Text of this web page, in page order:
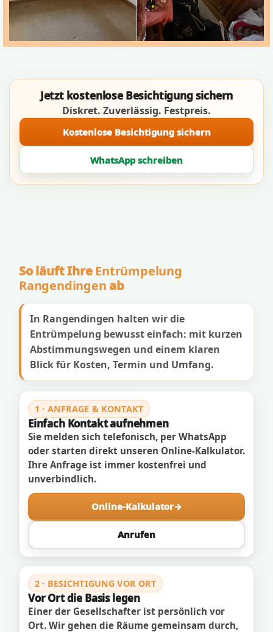
Jetzt kostenlose Besichtigung sichern
Diskret. Zuverlässig. Festpreis.
Kostenlose Besichtigung sichern
WhatsApp schreiben
So läuft IhreEntrümpelung
Rangendingenab
In Rangendingen halten wir die
Entrümpelung bewusst einfach: mit kurzen
Abstimmungswegen und einem klaren
Blick für Kosten, Termin und Umfang.
1 · ANFRAGE & KONTAKT
Einfach Kontakt aufnehmen
Sie melden sich telefonisch, per WhatsApp
oder starten direkt unseren Online-Kalkulator.
Ihre Anfrage ist immer kostenfrei und
unverbindlich.
Online-Kalkulator
Anrufen
2 · BESICHTIGUNG VOR ORT
Vor Ort die Basis legen
Einer der Gesellschafter ist persönlich vor
Ort. Wir gehen die Räume gemeinsam durch,